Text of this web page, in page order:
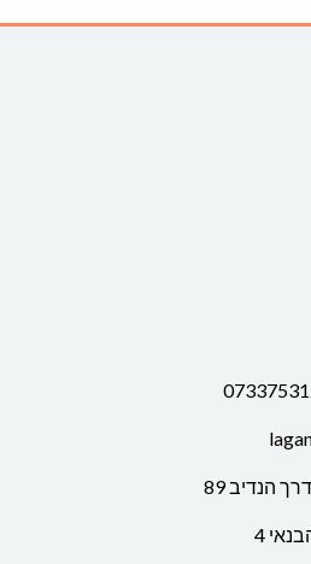
הנדיב 89
4